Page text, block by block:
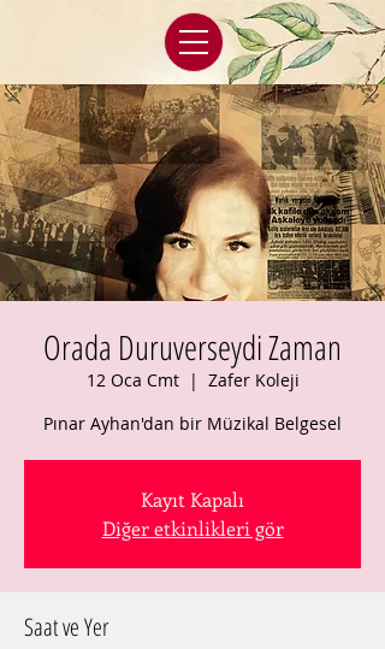
Orada Duruverseydi Zaman
12 Oca Cmt
  |
Zafer Koleji
Pınar Ayhan'dan bir Müzikal Belgesel
Kayıt Kapalı
Diğer etkinlikleri gör
Saat ve Yer